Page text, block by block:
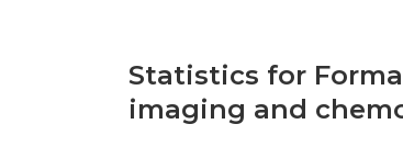
Statistics for
imaging and